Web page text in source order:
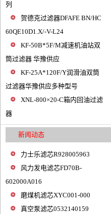
列
贺德克过滤器DFAFE BN/HC
60QE10D1.X/-V-L24
KF-50B*5F/M减速机油站双
筒过滤器 华豫供应
KF-25A*120F/Y润滑油双筒
过滤器华豫供应多种型号
XNL-800×20-C箱内回油过滤
器
新闻动态
力士乐滤芯R928005963
风力发电滤芯FD70B-
602000A016
磨煤机滤芯XYC001-000
真空泵滤芯0532140159